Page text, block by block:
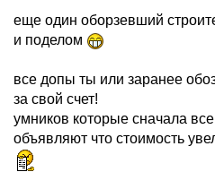
еще один оборзевший
и поделом
все допы ты или заранее
за свой счет!
умников которые сначала
объявляют что стоимость